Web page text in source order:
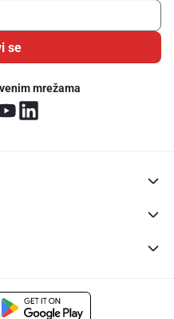
se
mrežama